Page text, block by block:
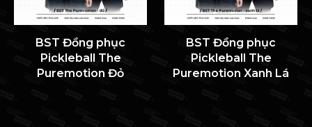
BST Đồng phục
Pickleball The
Puremotion Đỏ
BST Đồng phục
Pickleball The
Puremotion Xanh Lá